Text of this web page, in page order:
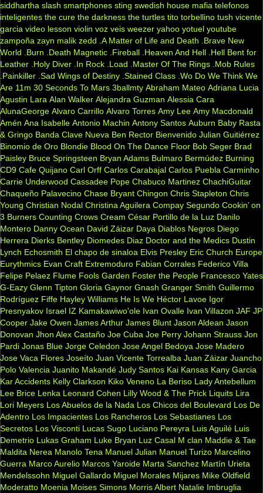
siddhartha slash smartphones sting swedish house mafia telefonos
inteligentes the cure the darkness the turtles tito torbellino tush vicente
garcia video lesson violin voz veis weezer yahoo yotuel youtube
zampoña zayn malik zedd .A Matter of Life and Death
.Brave New
World
.Burn .Death Magnetic .Fireball .Heaven And Hell .Hell Bent for
Leather .Holy Diver .In Rock .Load .Master Of The Rings .Mob Rules
.Painkiller .Sad Wings of Destiny .Stained Class .Wo Do We Think We
Are 11m 30 Seconds To Mars 3ballmty Abraham Mateo Adriana Lucia
Agustin Lara Alan Walker Alejandra Guzman Alessia Cara
AlunaGeorge Alvaro Carrillo Alvaro Torres Amy Lee Amy Macdonald
Amén Ana Isabelle Antonio Machin Antony Santos Auburn Baby Rasta
& Gringo Banda Clave Nueva Ben Rector Bienvenido Julian Guitiérrez
Binomio de Oro Blondie Blood On The Dance Floor Bob Seger Brad
Paisley Bruce Springsteen Bryan Adams Bulmaro Bermúdez Burning
CD9 Cafe Quijano Carl Orff Carlos Carabajal Carlos Puebla Carminho
Carrie Underwood Cassadee Pope Chabuco Martinez ChachiGuitar
Chaqueño Palavecino Chase Bryant Chingon Chris Stapleton Chris
Young Christian Nodal Christina Aguilera Compay Segundo Cookin’ on
3 Burners Counting Crows Cream César Portillo de la Luz Danilo
Montero Danny Ocean David Záizar Daya Diablos Negros Diego
Herrera Dierks Bentley Diomedes Diaz Doctor and the Medics Dustin
Lynch Echosmith El chapo de sinaloa Elvis Presley Eric Church Europe
Eurythmics Evan Craft Extremoduro Fabian Corrales Federico Villa
Felipe Pelaez Flume Fools Garden Foster the People Francesco Yates
G-Eazy Glenn Tipton Gloria Gaynor Gnash Granger Smith Guillermo
Rodríguez Fiffe Hayley Williams He Is We Héctor Lavoe Igor
Presnyakov Israel IZ Kamakawiwo'ole Ivan Ovalle Ivan Villazon JAF JP
Cooper Jake Owen James Arthur James Blunt Jason Aldean Jason
Donovan Jhon Alex Castaño Joe Cuba Joe Perry Johann Strauss Jon
Pardi Jonas Blue Jorge Celedon Jose Angel Bedoya Jose Madero
Jose Vaca Flores Joseíto Juan Vicente Torrealba Juan Záizar Juancho
Polo Valencia Juanito Makandé Judy Santos Kai Kansas Kany Garcia
Kar Accidents Kelly Clarkson Kiko Veneno La Beriso Lady Antebellum
Lee Brice Lenka Leonard Cohen Lilly Wood & The Prick Liquits Lira
Lori Meyers Los Abuelos de la Nada Los Chicos del Boulevard Los De
Adentro Los Impacientes Los Rancheros Los Sebastianes Los
Secretos Los Visconti Lucas Sugo Luciano Pereyra Luis Aguilé Luis
Demetrio Lukas Graham Luke Bryan Luz Casal M clan Maddie & Tae
Maldita Nerea Manolo Tena Manuel Julian Manuel Turizo Marcelino
Guerra Marco Aurelio Marcos Yaroide Marta Sanchez Martín Urieta
Mendelssohn Miguel Gallardo Miguel Morales Mijares Mike Oldfield
Moderatto Moenia Moises Simons Morris Albert Natalie Imbruglia